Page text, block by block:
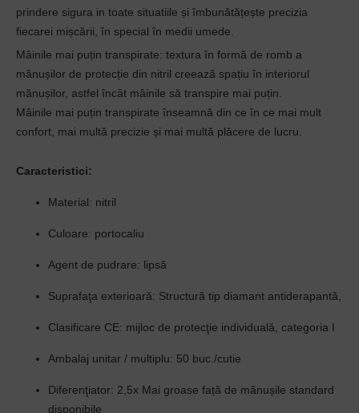
prindere sigura in toate situatiile și îmbunătățește precizia
fiecarei mișcării, în special în medii umede.
Mâinile mai puțin transpirate: textura în formă de romb a
mănușilor de protecție din nitril creează spațiu în interiorul
mănușilor, astfel încât mâinile să transpire mai puțin.
Mâinile mai puțin transpirate înseamnă din ce în ce mai mult
confort, mai multă precizie și mai multă plăcere de lucru.
Caracteristici:
Material: nitril
Culoare: portocaliu
Agent de pudrare: lipsă
Suprafaţa exterioară: Structură tip diamant antiderapantă,
Clasificare CE: mijloc de protecţie individuală, categoria I
Ambalaj unitar / multiplu: 50 buc./cutie
Diferenţiator: 2,5x Mai groase față de mănușile standard
disponibile